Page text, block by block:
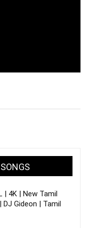
| 4K | New Tamil
Gideon | Tamil